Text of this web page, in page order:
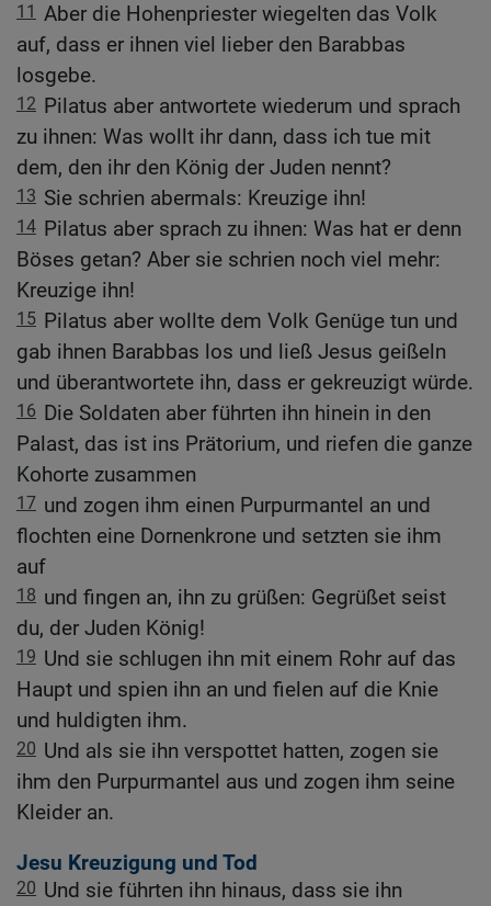
11 Aber die Hohenpriester wiegelten das Volk
auf, dass er ihnen viel lieber den Barabbas
losgebe.
12 Pilatus aber antwortete wiederum und sprach
zu ihnen: Was wollt ihr dann, dass ich tue mit
dem, den ihr den König der Juden nennt?
13 Sie schrien abermals: Kreuzige ihn!
14 Pilatus aber sprach zu ihnen: Was hat er denn
Böses getan? Aber sie schrien noch viel mehr:
Kreuzige ihn!
15 Pilatus aber wollte dem Volk Genüge tun und
gab ihnen Barabbas los und ließ Jesus geißeln
und überantwortete ihn, dass er gekreuzigt würde.
16 Die Soldaten aber führten ihn hinein in den
Palast, das ist ins Prätorium, und riefen die ganze
Kohorte zusammen
17 und zogen ihm einen Purpurmantel an und
flochten eine Dornenkrone und setzten sie ihm
auf
18 und fingen an, ihn zu grüßen: Gegrüßet seist
du, der Juden König!
19 Und sie schlugen ihn mit einem Rohr auf das
Haupt und spien ihn an und fielen auf die Knie
und huldigten ihm.
20 Und als sie ihn verspottet hatten, zogen sie
ihm den Purpurmantel aus und zogen ihm seine
Kleider an.
Jesu Kreuzigung und Tod
20 Und sie führten ihn hinaus, dass sie ihn